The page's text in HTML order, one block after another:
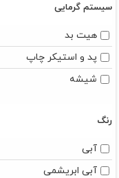
سیستم گرمایی
هیت بد
پد و استیکر چاپ
شیشه
رنگ
آبی
آبی ابریشمی